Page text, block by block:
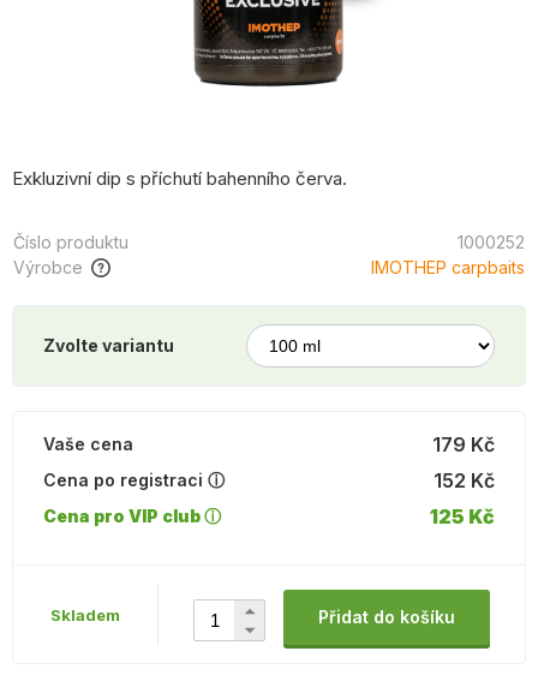
Exkluzivní dip s příchutí bahenního červa.
Číslo produktu
1000252
Výrobce
IMOTHEP carpbaits
Zvolte variantu
179 Kč
Vaše cena
Cena po registraci ⓘ
152 Kč
Cena pro VIP club ⓘ 125 Kč
Skladem Přidat do košíku